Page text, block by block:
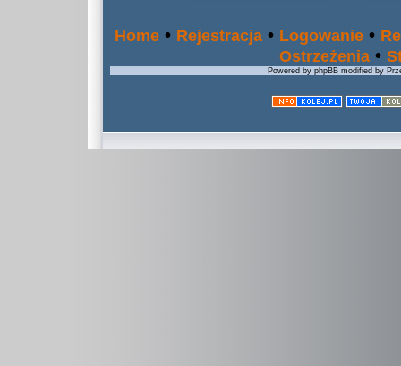
Home • Rejestracja • Logowanie •
Ostrzeżenia •
Powered by phpBB modified by